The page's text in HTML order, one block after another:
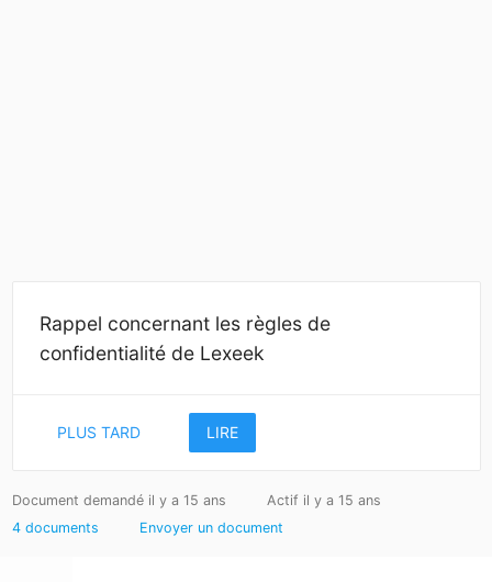
Rappel concernant les règles de
confidentialité de Lexeek
PLUS TARD LIRE
Document demandé il y a 15 ans
Actif il y a 15 ans
4 documents
Envoyer un document